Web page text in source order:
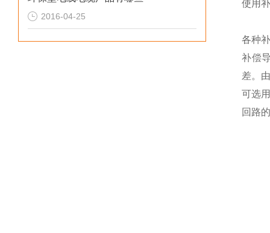
2016-04-25
使用
各种
补偿
差。
可选
回路